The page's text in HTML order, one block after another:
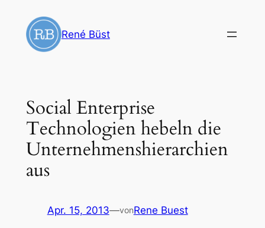
Inhalt
springen
René Büst
Social Enterprise
Technologien hebeln die
Unternehmenshierarchien
aus
Apr. 15, 2013—vonRene Buest